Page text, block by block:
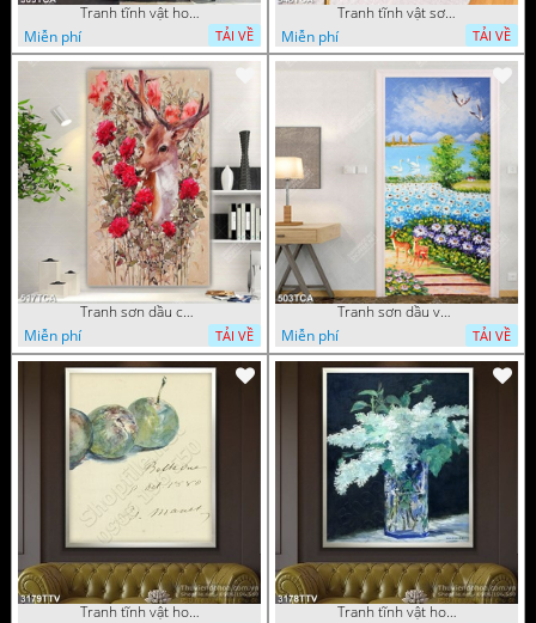
Tranh tĩnh vật hoa quả decor phòng khách in uv
Miễn phí
TẢI VỀ
Tranh tĩnh vật sơn dầu nước ngoài trang trí phòng bếp
Miễn phí
TẢI VỀ
Tranh sơn dầu chú nai trong vườn hoa decor tường in uv
Miễn phí
TẢI VỀ
Tranh sơn dầu vườn hoa bên dòng sông decor tường
Miễn phí
TẢI VỀ
Tranh tĩnh vật hoa quả sơn dầu dán tường đẹp
Tranh tĩnh vật hoa quả sơn dầu trang trí tường đẹp